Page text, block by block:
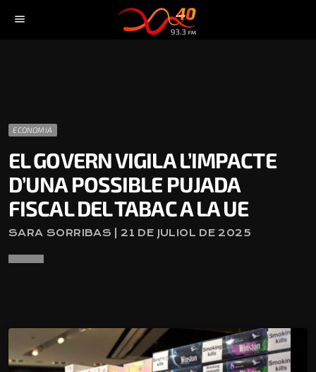
menu
ECONOMIA
EL GOVERN VIGILA L’IMPACTE
D’UNA POSSIBLE PUJADA
FISCAL DEL TABAC A LA UE
SARA SORRIBAS | 21 DE JULIOL DE 2025